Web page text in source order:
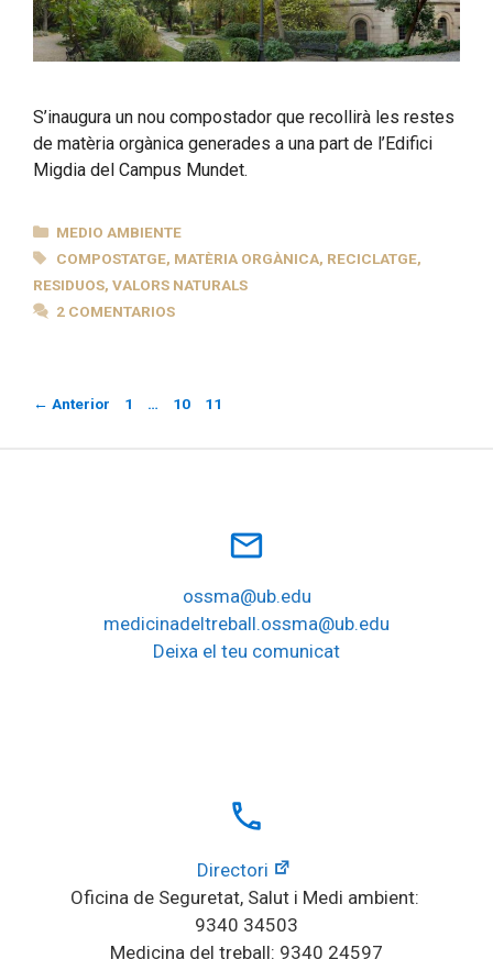
S’inaugura un nou compostador que recollirà les restes
de matèria orgànica generades a una part de l’Edifici
Migdia del Campus Mundet.
CATEGORÍAS
MEDIO AMBIENTE
ETIQUETAS
COMPOSTATGE, MATÈRIA ORGÀNICA, RECICLATGE,
RESIDUOS, VALORS NATURALS
2 COMENTARIOS
← Anterior Página
1 … Página
10 Página
11
mail_outline
ossma@ub.edu
medicinadeltreball.ossma@ub.edu
Deixa el teu comunicat
local_phone
Directori
Oficina de Seguretat, Salut i Medi ambient:
9340 34503
Medicina del treball: 9340 24597